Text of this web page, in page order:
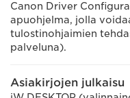
Canon Driver
apuohjelma, jolla
tulostinohjaimien
palveluna).
Asiakirjojen julkaisu